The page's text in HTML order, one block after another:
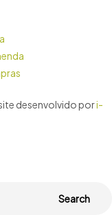
desenvolvido pori-
Search